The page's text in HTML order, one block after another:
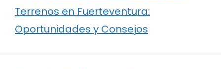
Terrenos en Fuerteventura:
Oportunidades y Consejos